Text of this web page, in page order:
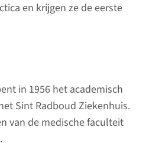
en krijgen ze de eerste
in 1956 het academisch
Sint Radboud Ziekenhuis.
van de medische faculteit
van het
zich op